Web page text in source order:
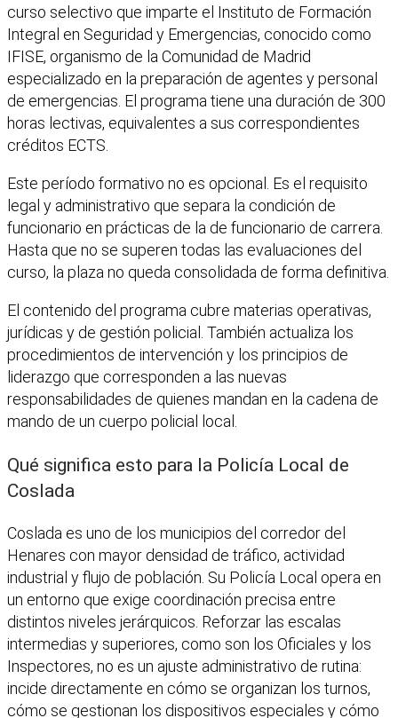
curso selectivo que imparte el Instituto de Formación
Integral en Seguridad y Emergencias, conocido como
IFISE, organismo de la Comunidad de Madrid
especializado en la preparación de agentes y personal
de emergencias. El programa tiene una duración de 300
horas lectivas, equivalentes a sus correspondientes
créditos ECTS.
Este período formativo no es opcional. Es el requisito
legal y administrativo que separa la condición de
funcionario en prácticas de la de funcionario de carrera.
Hasta que no se superen todas las evaluaciones del
curso, la plaza no queda consolidada de forma definitiva.
El contenido del programa cubre materias operativas,
jurídicas y de gestión policial. También actualiza los
procedimientos de intervención y los principios de
liderazgo que corresponden a las nuevas
responsabilidades de quienes mandan en la cadena de
mando de un cuerpo policial local.
Qué significa esto para la Policía Local de
Coslada
Coslada es uno de los municipios del corredor del
Henares con mayor densidad de tráfico, actividad
industrial y flujo de población. Su Policía Local opera en
un entorno que exige coordinación precisa entre
distintos niveles jerárquicos. Reforzar las escalas
intermedias y superiores, como son los Oficiales y los
Inspectores, no es un ajuste administrativo de rutina:
incide directamente en cómo se organizan los turnos,
cómo se gestionan los dispositivos especiales y cómo